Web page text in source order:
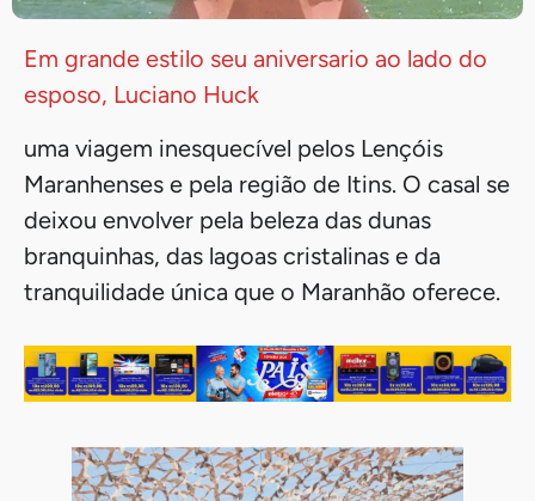
Em grande estilo seu aniversario ao lado do
esposo, Luciano Huck
uma viagem inesquecível pelos Lençóis
Maranhenses e pela região de Itins. O casal se
deixou envolver pela beleza das dunas
branquinhas, das lagoas cristalinas e da
tranquilidade única que o Maranhão oferece.